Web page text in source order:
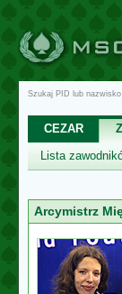
Szukaj PID lub
CEZAR
Lista
Arcymistrz